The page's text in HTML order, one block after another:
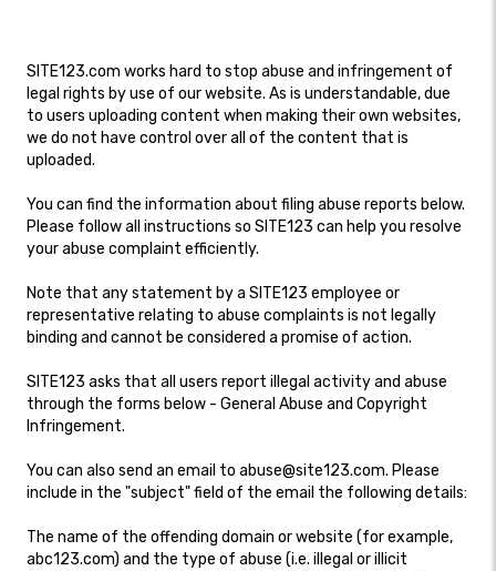
SITE123.com works hard to stop abuse and infringement of
legal rights by use of our website. As is understandable, due
to users uploading content when making their own websites,
we do not have control over all of the content that is
uploaded.
You can find the information about filing abuse reports below.
Please follow all instructions so SITE123 can help you resolve
your abuse complaint efficiently.
Note that any statement by a SITE123 employee or
representative relating to abuse complaints is not legally
binding and cannot be considered a promise of action.
SITE123 asks that all users report illegal activity and abuse
through the forms below - General Abuse and Copyright
Infringement.
You can also send an email to abuse@site123.com. Please
include in the "subject" field of the email the following details:
The name of the offending domain or website (for example,
abc123.com) and the type of abuse (i.e. illegal or illicit